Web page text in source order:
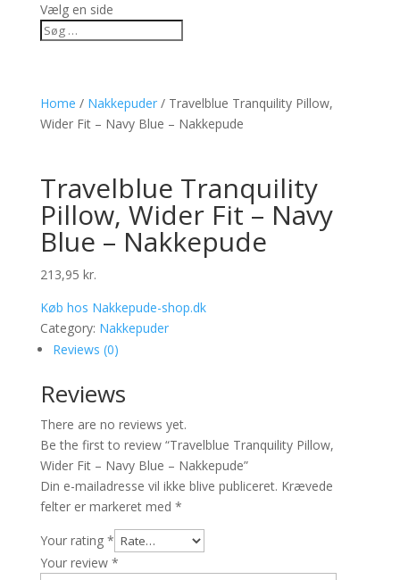
Vælg en side
Home / Nakkepuder/ Travelblue Tranquility Pillow,
Wider Fit – Navy Blue – Nakkepude
Travelblue Tranquility
Pillow, Wider Fit – Navy
Blue – Nakkepude
213,95 kr.
Køb hos Nakkepude-shop.dk
Category: Nakkepuder
Reviews (0)
Reviews
There are no reviews yet.
Be the first to review “Travelblue Tranquility Pillow,
Wider Fit – Navy Blue – Nakkepude”
Din e-mailadresse vil ikke blive publiceret. Krævede
felter er markeret med *
Your rating *
Your review *